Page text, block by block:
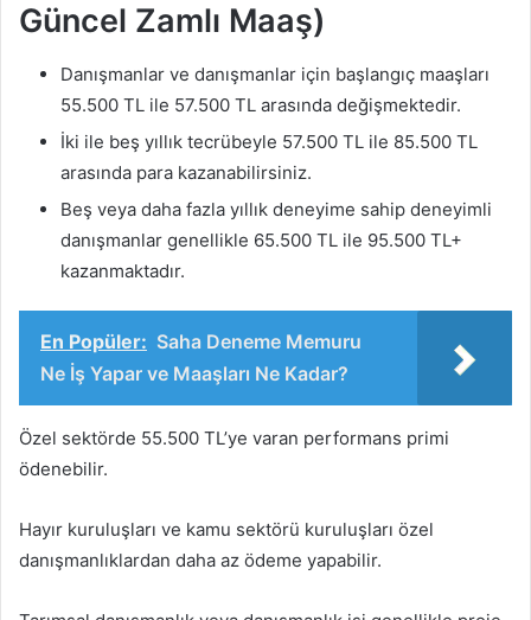
Güncel Zamlı Maaş)
Danışmanlar ve danışmanlar için başlangıç ​​maaşları
55.500 TL ile 57.500 TL arasında değişmektedir.
İki ile beş yıllık tecrübeyle 57.500 TL ile 85.500 TL
arasında para kazanabilirsiniz.
Beş veya daha fazla yıllık deneyime sahip deneyimli
danışmanlar genellikle 65.500 TL ile 95.500 TL+
kazanmaktadır.
En Popüler: Saha Deneme Memuru
Ne İş Yapar ve Maaşları Ne Kadar?
Özel sektörde 55.500 TL’ye varan performans primi
ödenebilir.
Hayır kuruluşları ve kamu sektörü kuruluşları özel
danışmanlıklardan daha az ödeme yapabilir.